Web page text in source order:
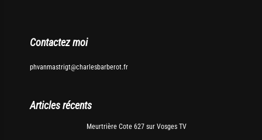
Contactez moi
phvanmastrigt@charlesbarberot.fr
Articles récents
Meurtrière Cote 627 sur Vosges TV